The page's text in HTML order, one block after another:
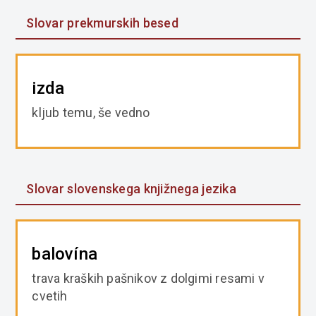
Slovar prekmurskih besed
izda
kljub temu, še vedno
Slovar slovenskega knjižnega jezika
balovína
trava kraških pašnikov z dolgimi resami v
cvetih